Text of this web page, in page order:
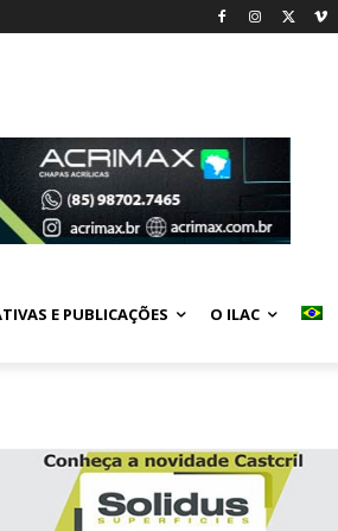
E PUBLICAÇÕES O ILAC